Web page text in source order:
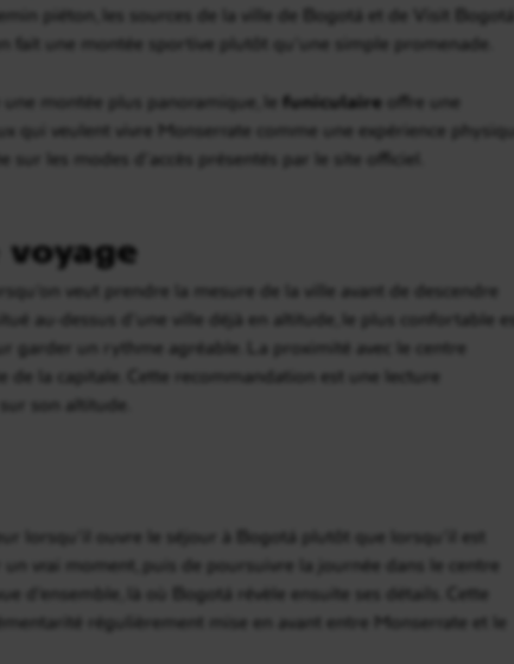
piéton, les sources de la ville de Bogotá et de Visit Bogotá
fait une montée sportive plutôt qu’une simple promenade.
une montée plus panoramique, le funiculaire offre une
qui veulent vivre Monserrate comme une expérience
les modes d’accès présentés par le site officiel.
veut prendre la mesure de la ville avant de descendre
au-dessus d’une ville déjà en altitude, le plus confortable est
garder un rythme agréable. La proximité avec le centre
la capitale. Cette recommandation est une lecture
son altitude.
lorsqu’il ouvre le séjour à Bogotá plutôt que lorsqu’il est
un vrai moment, puis de poursuivre la journée dans le centre
d’ensemble, là où Bogotá révèle ensuite ses détails. Cette
régulièrement mise en avant entre Monserrate et le